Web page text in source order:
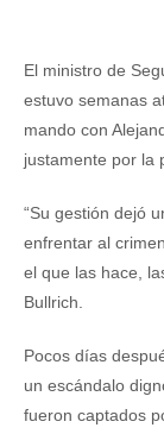
El ministro de
estuvo semanas
mando con
justamente por la
“Su gestión dejó
enfrentar al
el que las hace,
Bullrich.
Pocos días
un escándalo
fueron captados